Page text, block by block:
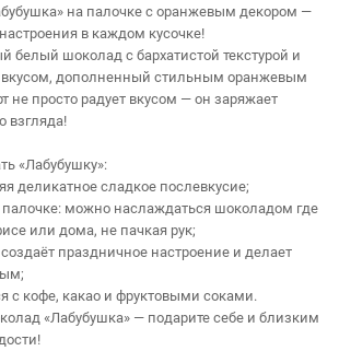
на палочке с оранжевым декором —
в каждом кусочке!
белый шоколад с бархатистой текстурой и
дополненный стильным оранжевым
не просто радует вкусом — он заряжает
взгляда!
«Лабубушку»:
деликатное сладкое послевкусие;
можно наслаждаться шоколадом где
или дома, не пачкая рук;
праздничное настроение и делает
с кофе, какао и фруктовыми соками.
«Лабубушка» — подарите себе и близким